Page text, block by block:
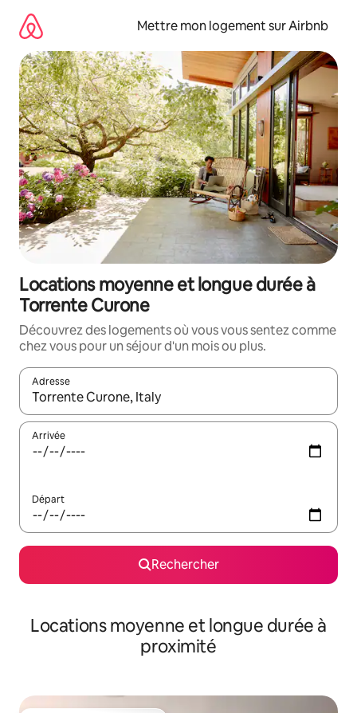
directement
contenu
Mettre mon logement sur Airbnb
Locations moyenne et longue durée à
Torrente Curone
Découvrez des logements où vous vous sentez comme
chez vous pour un séjour d'un mois ou plus.
Adresse
Lorsque les résultats s'affichent, utilisez les flèches vers le
Arrivée
Départ
Rechercher
Locations moyenne et longue durée à
proximité